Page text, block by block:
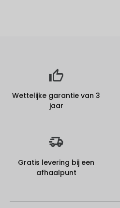
Wettelijke garantie van 3
jaar
Gratis levering bij een
afhaalpunt